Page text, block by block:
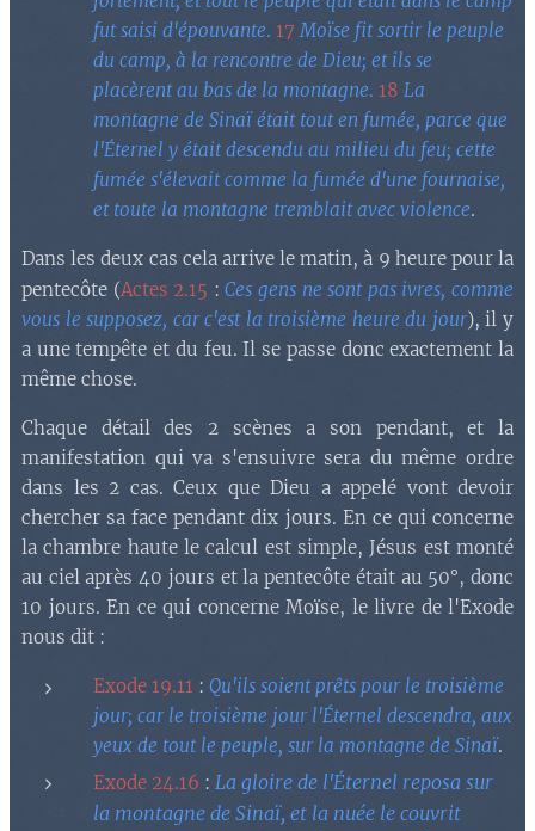
fut saisi d'épouvante. 17 Moïse fit sortir le peuple
du camp, à la rencontre de Dieu; et ils se
placèrent au bas de la montagne. 18 La
montagne de Sinaï était tout en fumée, parce que
l'Éternel y était descendu au milieu du feu; cette
fumée s'élevait comme la fumée d'une fournaise,
et toute la montagne tremblait avec violence.
Dans les deux cas cela arrive le matin, à 9 heure pour la
pentecôte (Actes 2.15 : Ces gens ne sont pas ivres, comme
vous le supposez, car c'est la troisième heure du jour), il y
a une tempête et du feu. Il se passe donc exactement la
même chose.
Chaque détail des 2 scènes a son pendant, et la
manifestation qui va s'ensuivre sera du même ordre
dans les 2 cas. Ceux que Dieu a appelé vont devoir
chercher sa face pendant dix jours. En ce qui concerne
la chambre haute le calcul est simple, Jésus est monté
au ciel après 40 jours et la pentecôte était au 50°, donc
10 jours. En ce qui concerne Moïse, le livre de l'Exode
nous dit :
Exode 19.11 : Qu'ils soient prêts pour le troisième
jour; car le troisième jour l'Éternel descendra, aux
yeux de tout le peuple, sur la montagne de Sinaï.
Exode 24.16 : La gloire de l'Éternel reposa sur
la montagne de Sinaï, et la nuée le couvrit